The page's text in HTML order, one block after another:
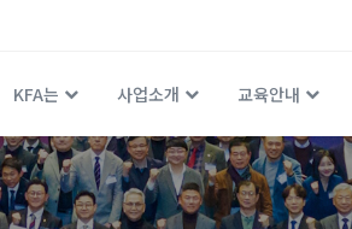
KFA는 사업소개 교육안내